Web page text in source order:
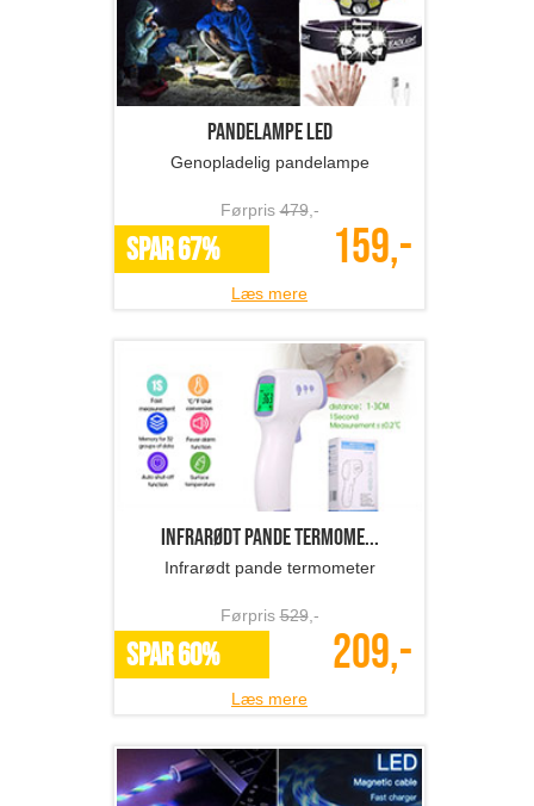
Pandelampe LED
Genopladelig pandelampe
Førpris479,-
SPAR 67% 159,-
Læs mere
Infrarødt pande termome...
Infrarødt pande termometer
Førpris529,-
SPAR 60% 209,-
Læs mere